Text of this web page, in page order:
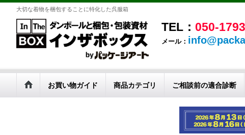
大切な着物を梱包することに特化した呉服箱
TEL： 050-
メール：
お買い物ガイド 商品カテゴリ ご相談前の適合診断